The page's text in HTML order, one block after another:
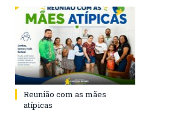
Reunião com as mães
atípicas